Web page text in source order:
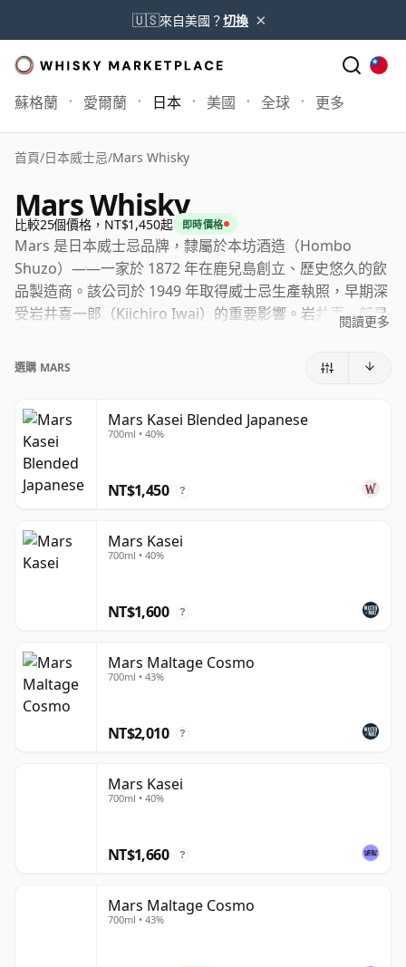
🇺🇸來自美國？切換 ×
蘇格蘭 愛爾蘭 日本 美國 全球 更多
首頁/日本威士忌/Mars Whisky
Mars Whisky
比較25個價格，NT$1,450起 即時價格
Mars 是日本威士忌品牌，隸屬於本坊酒造（Hombo
Shuzo）——一家於 1872 年在鹿兒島創立、歷史悠久的飲
品製造商。該公司於 1949 年取得威士忌生產執照，早期深
受岩井喜一郎（Kiichiro Iwai）的重要影響。岩井喜一郎是
感來源。
野、坐落於中央阿爾卑斯山脈高處的駒之岳
（Komagatake）蒸餾廠，以及位於日本南部、公司歷史發
源地鹿兒島的津貫（Tsunuki）蒸餾廠。兩處產地之間的鮮
明對比，正是品牌核心特色所在——高山環境賦予駒之岳更
呈現更豐富、厚實的酒體。
Mars 的產品系列涵蓋以駒之岳與津貫命名的單一麥芽威士
Maltage 等系列。部分裝瓶依現行業界標準完全符合日本
款產品的標示與成分組成均值得仔細留意。
Mars 是日本威士忌中頗具特色的品牌之一，雖在全球知名
度上不及三得利（Suntory）或一甲（Nikka），卻在愛好
者之間享有極高的聲譽。其獨特個性源自產地之間的地域對
意願，而非拘泥於單一固定的品牌風格。
閱讀更多
選購 MARS
Mars Kasei Blended Japanese
700ml • 40%
NT$1,450 ?
Mars Kasei
700ml • 40%
NT$1,600 ?
Mars Maltage Cosmo
700ml • 43%
NT$2,010 ?
Mars Kasei
700ml • 40%
NT$1,660 ?
Mars Maltage Cosmo
700ml • 43%